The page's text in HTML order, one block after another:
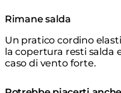
Rimane salda
Un pratico cordino
la copertura resti salda
caso di vento forte.